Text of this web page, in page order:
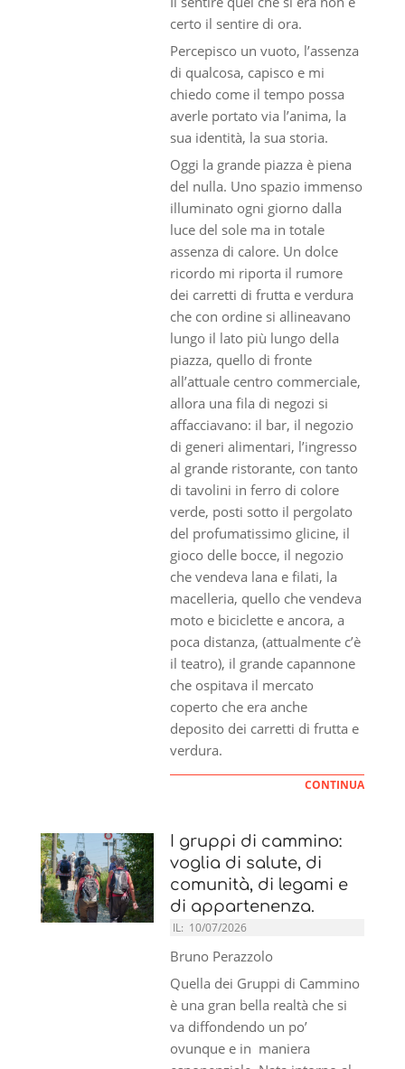
certo il sentire di ora.
Percepisco un vuoto, l’assenza
di qualcosa, capisco e mi
chiedo come il tempo possa
averle portato via l’anima, la
sua identità, la sua storia.
Oggi la grande piazza è piena
del nulla. Uno spazio immenso
illuminato ogni giorno dalla
luce del sole ma in totale
assenza di calore. Un dolce
ricordo mi riporta il rumore
dei carretti di frutta e verdura
che con ordine si allineavano
lungo il lato più lungo della
piazza, quello di fronte
all’attuale centro commerciale,
allora una fila di negozi si
affacciavano: il bar, il negozio
di generi alimentari, l’ingresso
al grande ristorante, con tanto
di tavolini in ferro di colore
verde, posti sotto il pergolato
del profumatissimo glicine, il
gioco delle bocce, il negozio
che vendeva lana e filati, la
macelleria, quello che vendeva
moto e biciclette e ancora, a
poca distanza, (attualmente c’è
il teatro), il grande capannone
che ospitava il mercato
coperto che era anche
deposito dei carretti di frutta e
verdura.
CONTINUA
I gruppi di cammino:
voglia di salute, di
comunità, di legami e
di appartenenza.
IL: 10/07/2026
Bruno Perazzolo
Quella dei Gruppi di Cammino
è una gran bella realtà che si
va diffondendo un po’
ovunque e in maniera